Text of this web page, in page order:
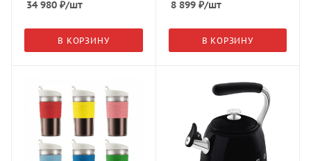
34 980 ₽/шт
В КОРЗИНУ
8 899₽/шт
В КОРЗИНУ